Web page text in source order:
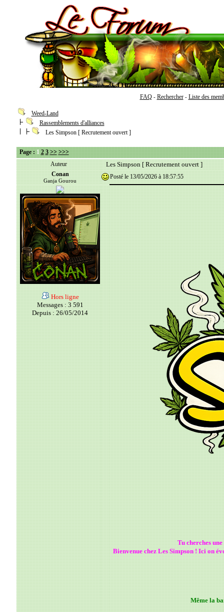
FAQ- Rechercher- Liste des
Weed-Land
Rassemblements d'alliances
Les Simpson [ Recrutement ouvert ]
Page :1 2 3 >> >>>
Auteur
Les Simpson [ Recrutement ouvert ]
Conan
Ganja Gourou
Posté le 13/05/2026 à 18:57:55
Hors ligne
Messages : 3 591
Depuis : 26/05/2014
Tu cherches
Bienvenue chez Les Simpson ! Ici on
Même la